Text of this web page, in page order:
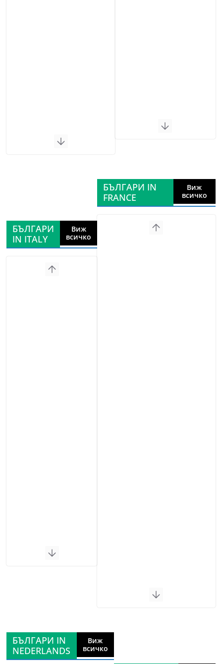
БЪЛГАРИ
IN ITALY
Виж
всичко
БЪЛГАРИ IN
FRANCE
Виж
всичко
БЪЛГАРИ IN
NEDERLANDS
Виж
всичко